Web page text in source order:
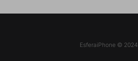
EsferaiPhone © 2024